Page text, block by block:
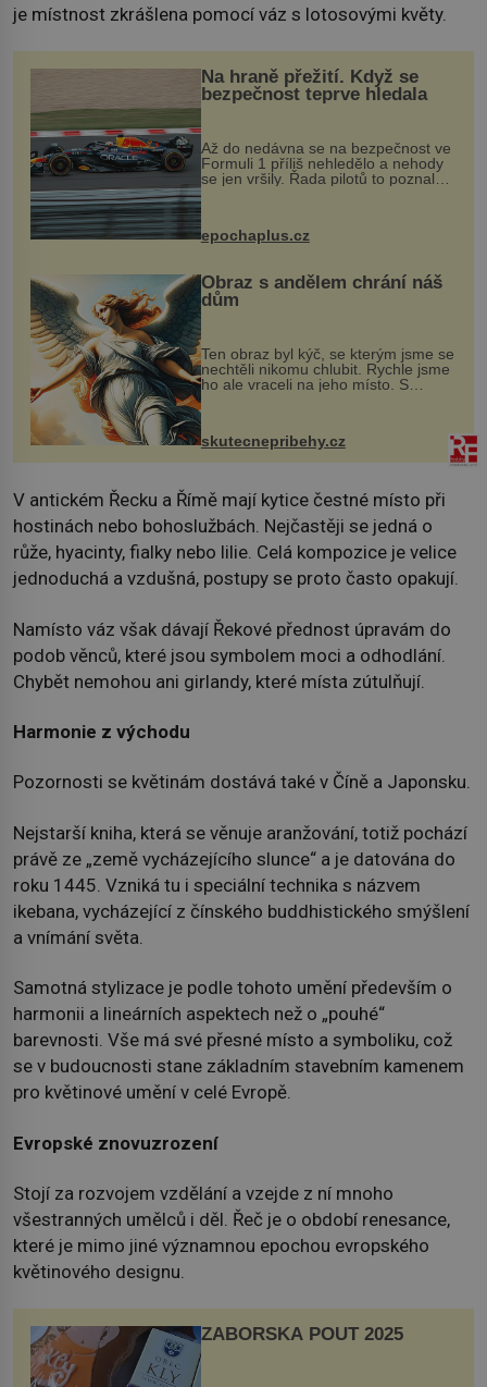
je místnost zkrášlena pomocí váz s lotosovými květy.
Na hraně přežití. Když se
bezpečnost teprve hledala
Až do nedávna se na bezpečnost ve
Formuli 1 příliš nehledělo a nehody
se jen vršily. Řada pilotů to poznala
na vlastní kůži, často s trvalými
následky nebo bohužel i ztrátou
života. Dnes nepochopiteln...
epochaplus.cz
Obraz s andělem chrání náš
dům
Ten obraz byl kýč, se kterým jsme se
nechtěli nikomu chlubit. Rychle jsme
ho ale vraceli na jeho místo. S
manželem Vaškem jsme si pořídili
chaloupku, takový domek na severu
Čech, kde jsme si naplánova...
skutecnepribehy.cz
V antickém Řecku a Římě mají kytice čestné místo při
hostinách nebo bohoslužbách. Nejčastěji se jedná o
růže, hyacinty, fialky nebo lilie. Celá kompozice je velice
jednoduchá a vzdušná, postupy se proto často opakují.
Namísto váz však dávají Řekové přednost úpravám do
podob věnců, které jsou symbolem moci a odhodlání.
Chybět nemohou ani girlandy, které místa zútulňují.
Harmonie z východu
Pozornosti se květinám dostává také v Číně a Japonsku.
Nejstarší kniha, která se věnuje aranžování, totiž pochází
právě ze „země vycházejícího slunce“ a je datována do
roku 1445. Vzniká tu i speciální technika s názvem
ikebana, vycházející z čínského buddhistického smýšlení
a vnímání světa.
Samotná stylizace je podle tohoto umění především o
harmonii a lineárních aspektech než o „pouhé“
barevnosti. Vše má své přesné místo a symboliku, což
se v budoucnosti stane základním stavebním kamenem
pro květinové umění v celé Evropě.
Evropské znovuzrození
Stojí za rozvojem vzdělání a vzejde z ní mnoho
všestranných umělců i děl. Řeč je o období renesance,
které je mimo jiné významnou epochou evropského
květinového designu.
ZÁBOŘSKÁ POUŤ 2025